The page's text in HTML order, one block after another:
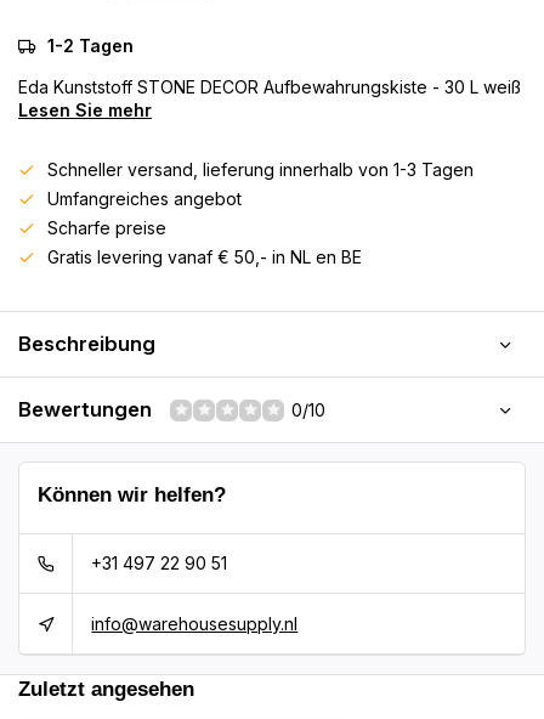
1-2 Tagen
Eda Kunststoff STONE DECOR Aufbewahrungskiste - 30 L weiß
Lesen Sie mehr
Schneller versand, lieferung innerhalb von 1-3 Tagen
Umfangreiches angebot
Scharfe preise
Gratis levering vanaf € 50,- in NL en BE
Beschreibung
Bewertungen 0/10
Können wir helfen?
+31 497 22 90 51
info@warehousesupply.nl
Zuletzt angesehen